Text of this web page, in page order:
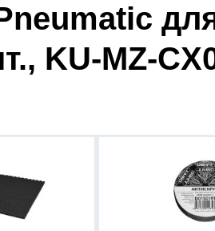
KU-MZ-